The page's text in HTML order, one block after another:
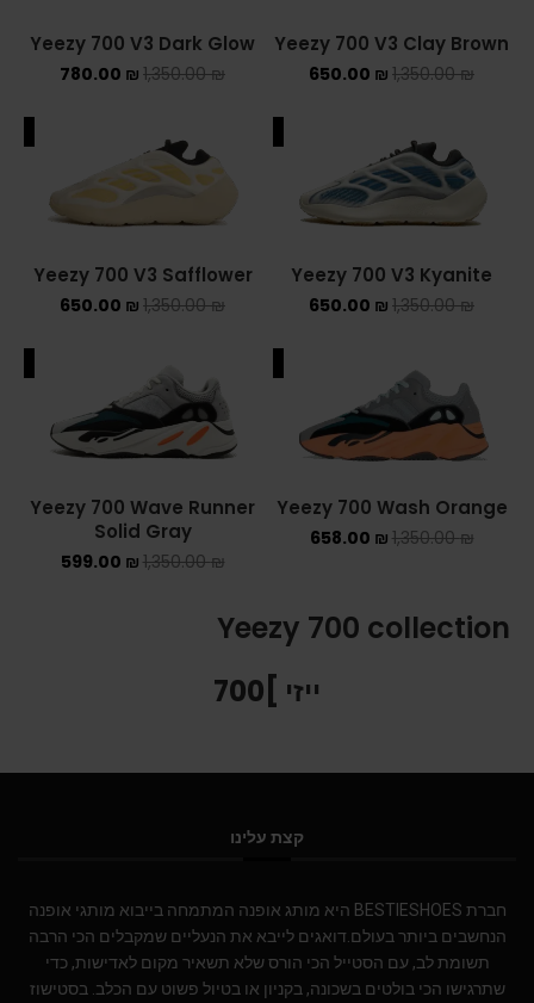
Yeezy 700 V3 Clay Brown
1,350.00₪
650.00 ₪
Yeezy 700 V3 Dark Glow
1,350.00₪
780.00 ₪
Yeezy 700 V3 Kyanite
1,350.00₪
650.00 ₪
Yeezy 700 V3 Safflower
1,350.00₪
650.00 ₪
Yeezy 700 Wash Orange
1,350.00₪
658.00 ₪
Yeezy 700 Wave Runner
Solid Gray
1,350.00₪
599.00 ₪
Yeezy 700 collection
ייזי ]700
קצת עלינו
חברת BESTIESHOES היא מותג אופנה המתמחה בייבוא מותגי אופנה
הנחשבים ביותר בעולם.דואגים לייבא את הנעליים שמקבלים הכי הרבה
תשומת לב, עם הסטייל הכי הורס שלא תשאיר מקום לאדישות, כדי
שתרגישו הכי בולטים בשכונה, בקניון או בטיול פשוט עם הכלב. בסטישוז